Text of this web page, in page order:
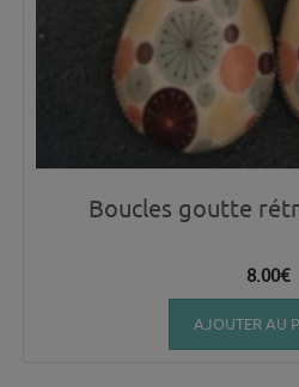
Boucles goutte
8.00€
AJOUTER AU